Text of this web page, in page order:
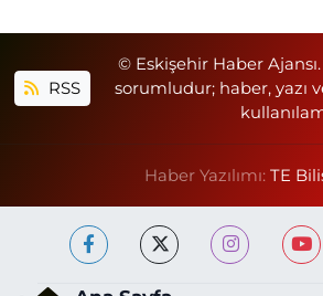
RSS
© Eskişehir Haber
sorumludur; haber, yazı
Haber Yazılımı: TE